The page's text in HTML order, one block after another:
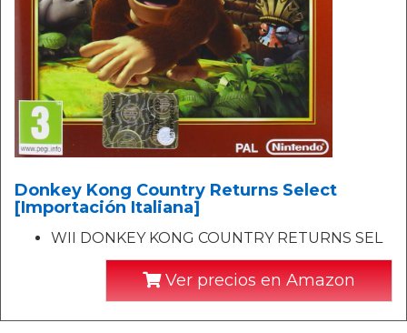
Donkey Kong Country Returns Select
[Importación Italiana]
WII DONKEY KONG COUNTRY RETURNS SEL
Ver precios en Amazon